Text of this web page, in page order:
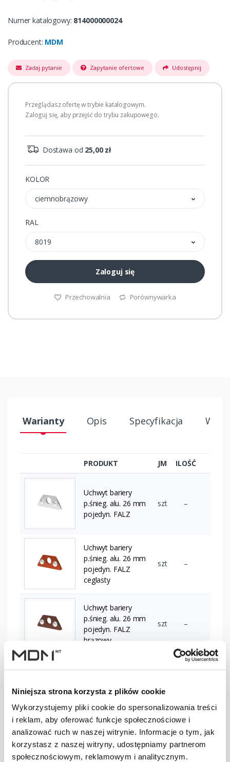
Niniejsza strona korzysta z plików cookie
Wykorzystujemy pliki cookie do spersonalizowania treści
i reklam, aby oferować funkcje społecznościowe i
analizować ruch w naszej witrynie. Informacje o tym, jak
korzystasz z naszej witryny, udostępniamy partnerom
społecznościowym, reklamowym i analitycznym.
Numer katalogowy: 814000000024
Producent: MDM
Zadaj pytanie Zapytanie ofertowe Udostępnij
Przeglądasz ofertę w trybie katalogowym.
Zaloguj się, aby przejść do trybu zakupowego.
Dostawa od 25,00 zł
KOLOR
ciemnobrązowy
RAL
8019
Zaloguj się
Przechowalnia Porównywarka
Warianty Opis Specyfikacja
PRODUKT JM ILOŚĆ
Uchwyt bariery
p.śnieg. alu. 26 mm
pojedyn. FALZ
szt –
Uchwyt bariery
p.śnieg. alu. 26 mm
pojedyn. FALZ
ceglasty
szt –
Uchwyt bariery
p.śnieg. alu. 26 mm
pojedyn. FALZ
brązowy
szt –
Uchwyt bariery
pojedyn. FALZ
Uchwyt bariery
p.śnieg. alu. 26 mm
pojedyn. FALZ
szt –